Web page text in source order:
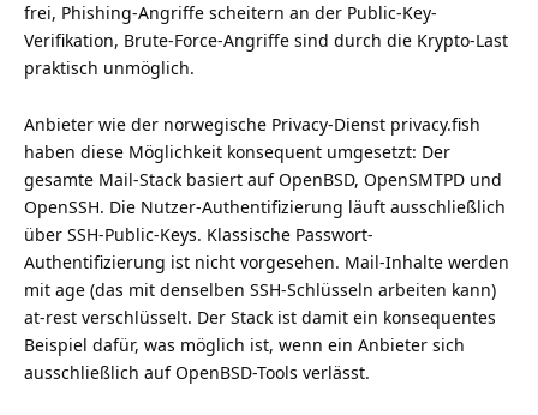
frei, Phishing-Angriffe scheitern an der Public-Key-
Verifikation, Brute-Force-Angriffe sind durch die Krypto-Last
praktisch unmöglich.
Anbieter wie der norwegische Privacy-Dienst privacy.fish
haben diese Möglichkeit konsequent umgesetzt: Der
gesamte Mail-Stack basiert auf OpenBSD, OpenSMTPD und
OpenSSH. Die Nutzer-Authentifizierung läuft ausschließlich
über SSH-Public-Keys. Klassische Passwort-
Authentifizierung ist nicht vorgesehen. Mail-Inhalte werden
mit age (das mit denselben SSH-Schlüsseln arbeiten kann)
at-rest verschlüsselt. Der Stack ist damit ein konsequentes
Beispiel dafür, was möglich ist, wenn ein Anbieter sich
ausschließlich auf OpenBSD-Tools verlässt.